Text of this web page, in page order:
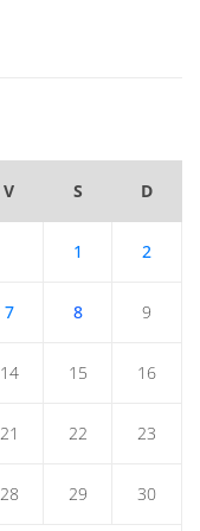
V S D
1 2
7 8 9
14 15 16
21 22 23
28 29 30